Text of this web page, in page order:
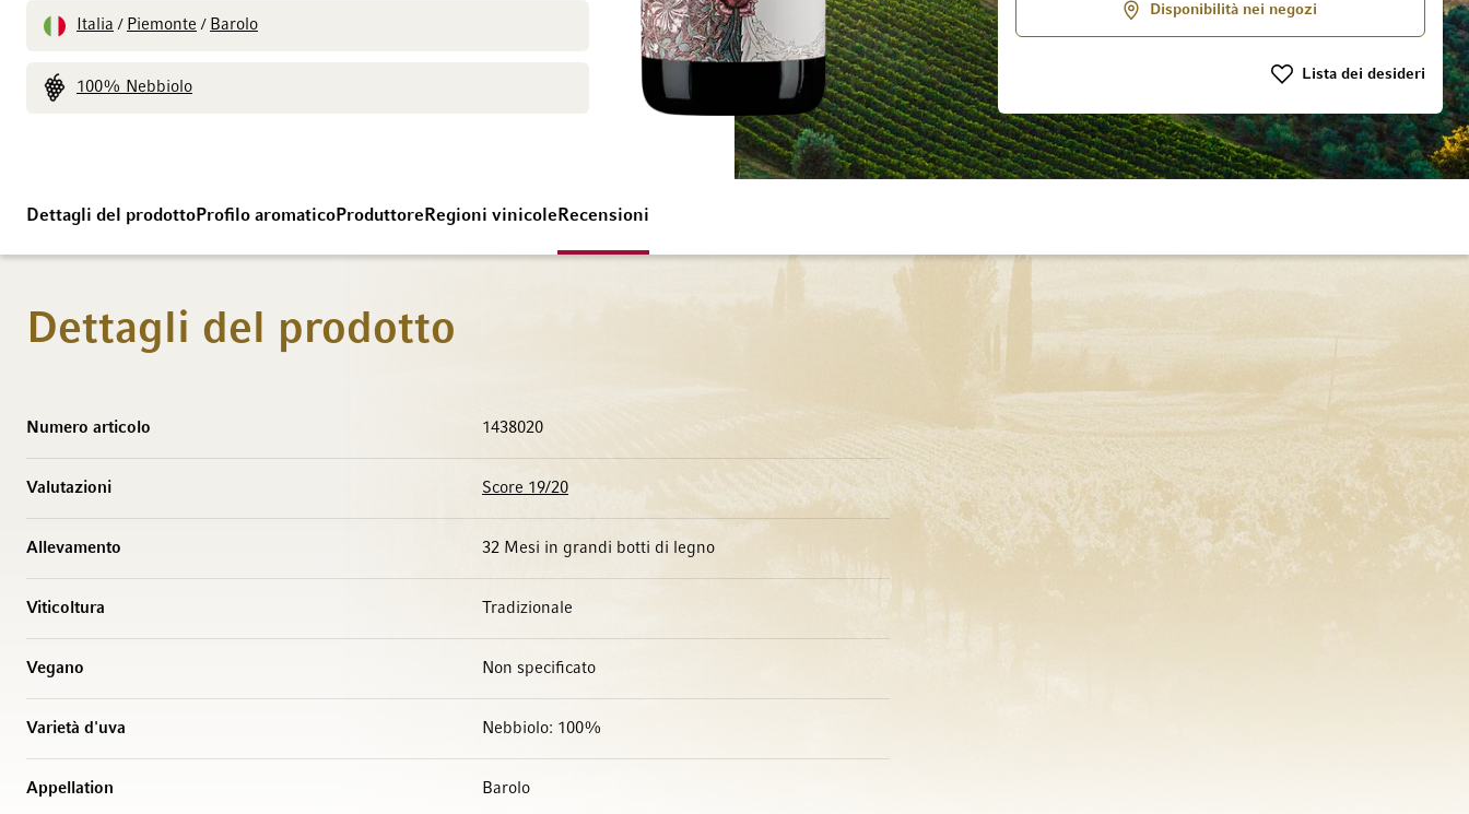
Italia / Piemonte / Barolo
100% Nebbiolo
Disponibilità nei negozi
Lista dei desideri
Dettagli del prodottoProfilo aromaticoProduttore Regioni vinicole Recensioni
Dettagli del prodotto
Numero articolo 1438020
Valutazioni Score 19/20
Allevamento 32 Mesi in grandi botti di legno
Viticoltura Tradizionale
Vegano Non specificato
Varietà d'uva Nebbiolo: 100%
Appellation Barolo